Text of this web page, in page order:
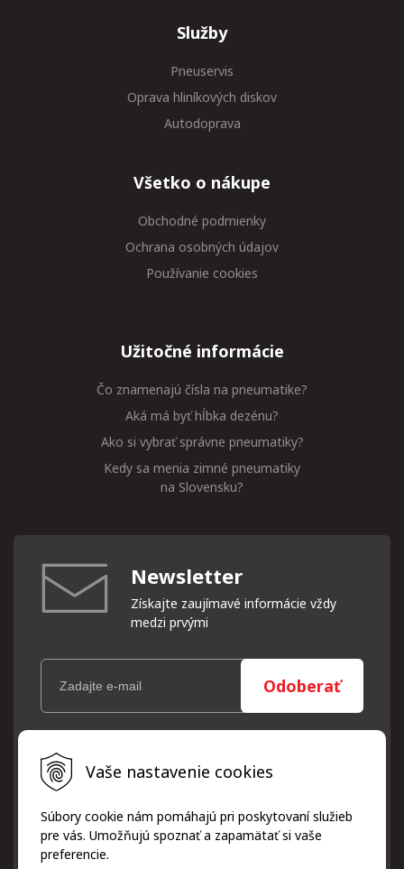
Vaše nastavenie cookies
Súbory cookie nám pomáhajú pri poskytovaní služieb
pre vás. Umožňujú spoznať a zapamätať si vaše
preferencie.
Služby
Pneuservis
Oprava hliníkových diskov
Autodoprava
Všetko o nákupe
Obchodné podmienky
Ochrana osobných údajov
Používanie cookies
Užitočné informácie
Čo znamenajú čísla na pneumatike?
Aká má byť hĺbka dezénu?
Ako si vybrať správne pneumatiky?
Kedy sa menia zimné pneumatiky
na Slovensku?
Newsletter
Získajte zaujímavé informácie vždy
medzi prvými
Odoberať
Vaše osobné údaje (email) budeme spracovávať len za týmto
účelom v súlade s platnou legislatívou a zásadami ochrany
osobných údajov. Súhlas potvrdíte kliknutím na odkaz, ktorý
písomne, emailom alebo kliknutím na odkaz z ktoréhokoľvek
informačného emailu.